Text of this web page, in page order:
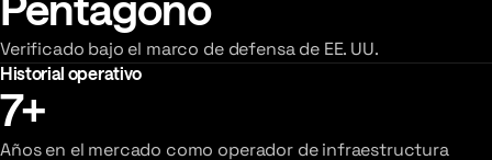
Verificado bajo el marco de defensa de EE. UU.
Historial operativo
7+
Años en el mercado como operador de infraestructura